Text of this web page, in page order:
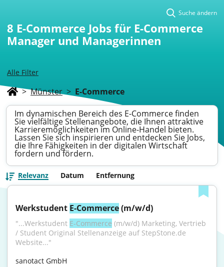
Alle Filter
Suche ändern
8 E-Commerce Jobs für E-Commerce
Manager und Managerinnen
> Münster > E-Commerce
Im dynamischen Bereich des E-Commerce finden
Sie vielfältige Stellenangebote, die Ihnen attraktive
Karrieremöglichkeiten im Online-Handel bieten.
Lassen Sie sich inspirieren und entdecken Sie Jobs,
die Ihre Fähigkeiten in der digitalen Wirtschaft
fordern und fördern.
Relevanz Datum Entfernung
Werkstudent E-Commerce (m/w/d)
"...Werkstudent E-Commerce (m/w/d) Marketing, Vertrieb
/ Student Original Stellenanzeige auf StepStone.de
Website..."
sanotact GmbH